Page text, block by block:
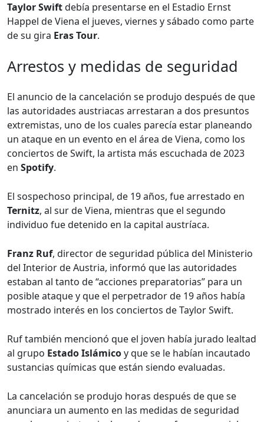
Taylor Swiftdebía presentarse en el Estadio Ernst
Happel de Viena el jueves, viernes y sábado como parte
de su gira Eras Tour.
Arrestos y medidas de seguridad
El anuncio de la cancelación se produjo después de que
las autoridades austriacas arrestaran a dos presuntos
extremistas, uno de los cuales parecía estar planeando
un ataque en un evento en el área de Viena, como los
conciertos de Swift, la artista más escuchada de 2023
en Spotify.
El sospechoso principal, de 19 años, fue arrestado en
Ternitz, al sur de Viena, mientras que el segundo
individuo fue detenido en la capital austríaca.
Franz Ruf, director de seguridad pública del Ministerio
del Interior de Austria, informó que las autoridades
estaban al tanto de “acciones preparatorias” para un
posible ataque y que el perpetrador de 19 años había
mostrado interés en los conciertos de Taylor Swift.
Ruf también mencionó que el joven había jurado lealtad
al grupo Estado Islámicoy que se le habían incautado
sustancias químicas que están siendo evaluadas.
La cancelación se produjo horas después de que se
anunciara un aumento en las medidas de seguridad